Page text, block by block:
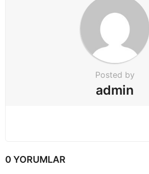
Posted by
admin
0 YORUMLAR